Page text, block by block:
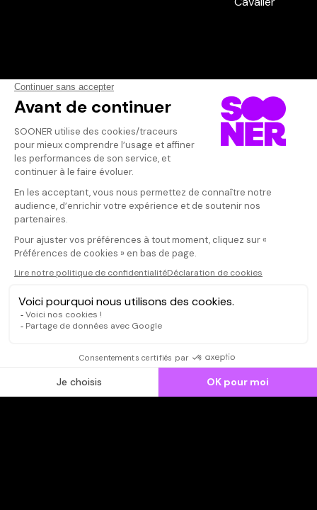
Vos avis
Donnez votre avis
Votre note
Votre commentaire
Il faut vous connecter pour
publier un avis
CONNEXION
Qui sommes-nous ?